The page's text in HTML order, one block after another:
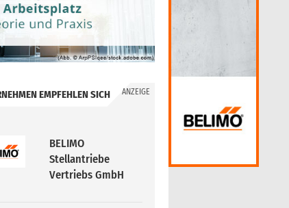
EMPFEHLEN SICH ANZEIGE
BELIMO
Stellantriebe
Vertriebs GmbH